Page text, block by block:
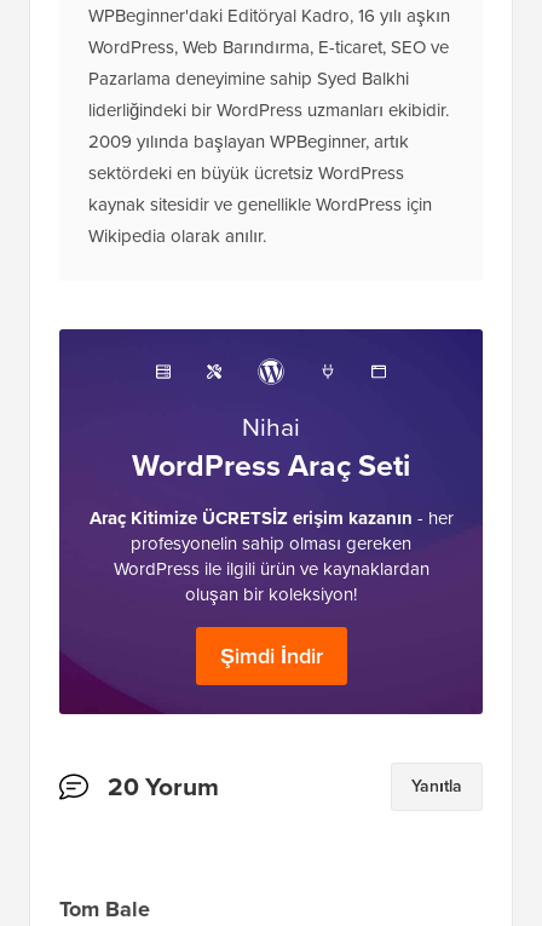
WPBeginner'daki Editöryal Kadro, 16 yılı aşkın
WordPress, Web Barındırma, E-ticaret, SEO ve
Pazarlama deneyimine sahip Syed Balkhi
liderliğindeki bir WordPress uzmanları ekibidir.
2009 yılında başlayan WPBeginner, artık
sektördeki en büyük ücretsiz WordPress
kaynak sitesidir ve genellikle WordPress için
Wikipedia olarak anılır.
Nihai
WordPress Araç Seti
Araç Kitimize ÜCRETSİZ erişim kazanın - her
profesyonelin sahip olması gereken
WordPress ile ilgili ürün ve kaynaklardan
oluşan bir koleksiyon!
Şimdi İndir
Okuyucu20 Yorum Yanıtla
Tom Bale